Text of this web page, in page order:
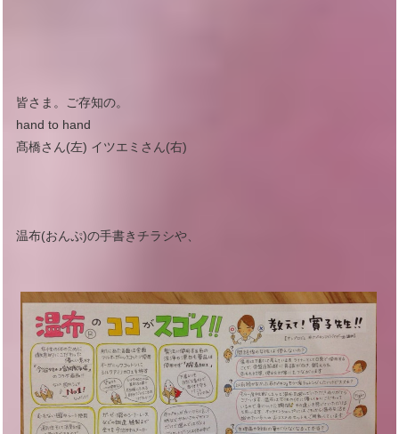
皆さま。ご存知の。
hand to hand
髙橋さん(左) イツエミさん(右)
温布(おんぷ)の手書きチラシや、